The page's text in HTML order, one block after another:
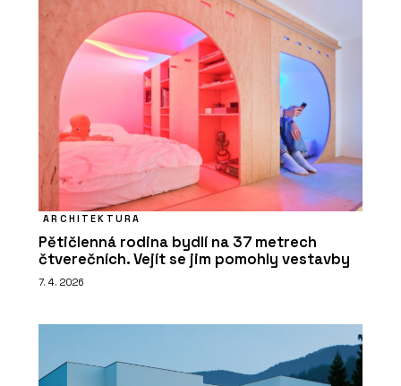
ARCHITEKTURA
Pětičlenná rodina bydlí na 37 metrech
čtverečních. Vejít se jim pomohly vestavby
7. 4. 2026